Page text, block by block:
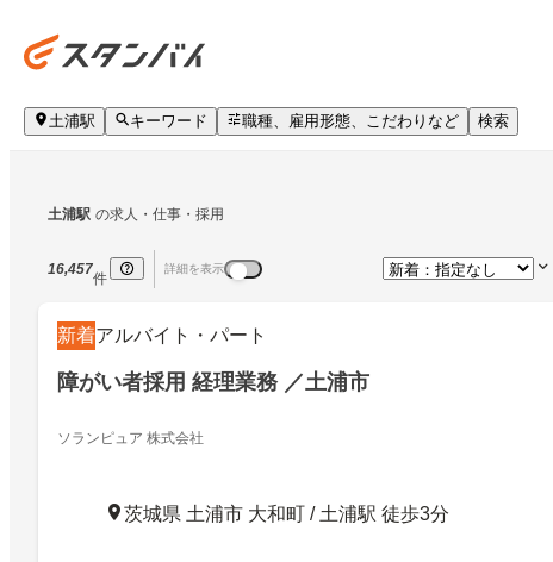
土浦駅 キーワード 職種、雇用形態、こだわりなど 検索
土浦駅 の求人・仕事・採用
16,457
件
詳細を表示
新着アルバイト・パート
障がい者採用 経理業務 ／土浦市
ソランピュア 株式会社
茨城県 土浦市 大和町 / 土浦駅 徒歩3分